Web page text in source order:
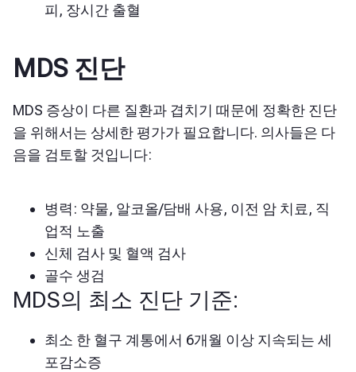
피, 장시간 출혈
MDS 진단
MDS 증상이 다른 질환과 겹치기 때문에 정확한 진단
을 위해서는 상세한 평가가 필요합니다. 의사들은 다
음을 검토할 것입니다:
병력: 약물, 알코올/담배 사용, 이전 암 치료, 직
업적 노출
신체 검사 및 혈액 검사
골수 생검
MDS의 최소 진단 기준:
최소 한 혈구 계통에서 6개월 이상 지속되는 세
포감소증